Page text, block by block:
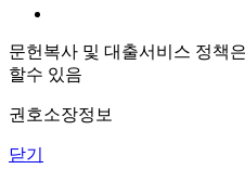
문헌복사 및 대출서비스 정책
할수 있음
권호소장정보
닫기